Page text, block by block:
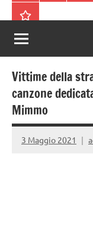
Italiana
Familiari
e
Vittime
della
tutte
vittime
della
strada
Archivio
Vittime della
canzone
Mimmo
3 Maggio 2021